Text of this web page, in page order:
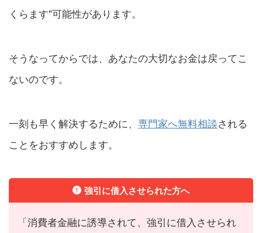
くらます"可能性があります。
そうなってからでは、あなたの大切なお金は戻ってこ
ないのです。
一刻も早く解決するために、 専門家へ無料相談される
ことをおすすめします。
強引に借入させられた方へ
「消費者金融に誘導されて、強引に借入させられ